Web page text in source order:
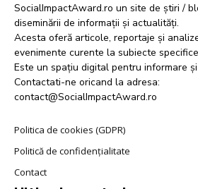
SocialImpactAward.ro un site de știri /
diseminării de informații și actualități.
Acesta oferă articole, reportaje și
evenimente curente la subiecte
Este un spațiu digital pentru informare
Contactati-ne oricand la adresa:
contact@SocialImpactAward.ro
Politica de cookies (GDPR)
Politică de confidențialitate
Contact